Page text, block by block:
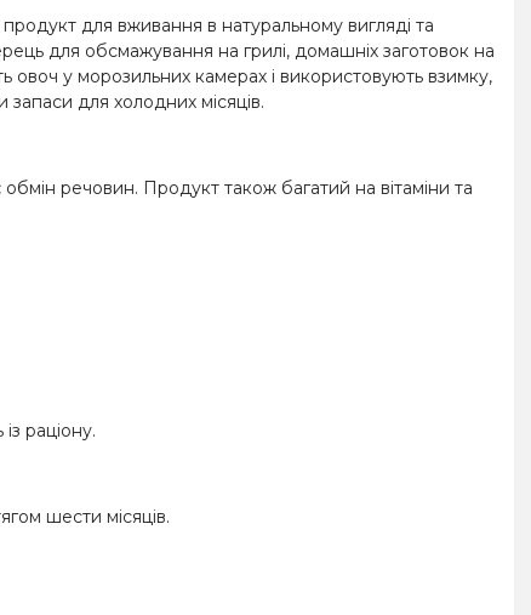
для вживання в натуральному вигляді та
для обсмажування на грилі, домашніх заготовок на
у морозильних камерах і використовують взимку,
для холодних місяців.
речовин. Продукт також багатий на вітаміни та
раціону.
шести місяців.